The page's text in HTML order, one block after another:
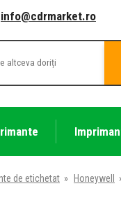
info@cdrmarket.ro
de etichetat » Honeywell